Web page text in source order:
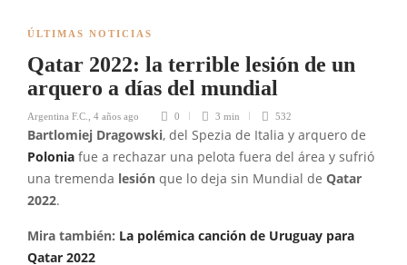
ÚLTIMAS NOTICIAS
Qatar 2022: la terrible lesión de un
arquero a días del mundial
Argentina F.C. 4 años ago 0 3 min 532
Bartlomiej Dragowski, del Spezia de Italia y arquero de
Polonia fue a rechazar una pelota fuera del área y sufrió
una tremenda lesión que lo deja sin Mundial de Qatar
2022.
Mira también: La polémica canción de Uruguay para
Qatar 2022